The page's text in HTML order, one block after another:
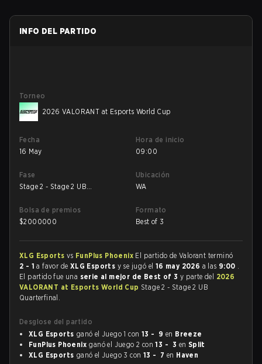
INFO DEL PARTIDO
Torneo
2026 VALORANT at Esports World Cup
Fecha
16 May
Hora de inicio
09:00
Fase
Stage 2 - Stage 2 UB
Ubicación
WA
Bolsa de premios
$2000000
Formato
Best of 3
XLG Esports vs FunPlus Phoenix El partido de Valorant terminó
2 - 1 a favor de XLG Esports y se jugó el 16 may 2026 a las 9:00 .
El partido fue una serie al mejor de Best of 3 y parte del 2026
VALORANT at Esports World Cup Stage 2 - Stage 2 UB
Quarterfinal.
Desglose del partido
XLG Esports ganó el Juego 1 con 13 - 9 en Breeze
FunPlus Phoenix ganó el Juego 2 con13 - 3 en Split
XLG Esports ganó el Juego 3 con 13 - 7 en Haven